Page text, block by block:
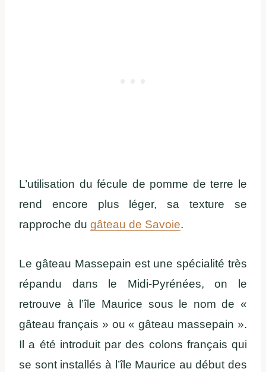
L’utilisation du fécule de pomme de terre le
rend encore plus léger, sa texture se
rapproche du gâteau de Savoie.
Le gâteau Massepain est une spécialité très
répandu dans le Midi-Pyrénées, on le
retrouve à l’île Maurice sous le nom de «
gâteau français » ou « gâteau massepain ».
Il a été introduit par des colons français qui
se sont installés à l’île Maurice au début des